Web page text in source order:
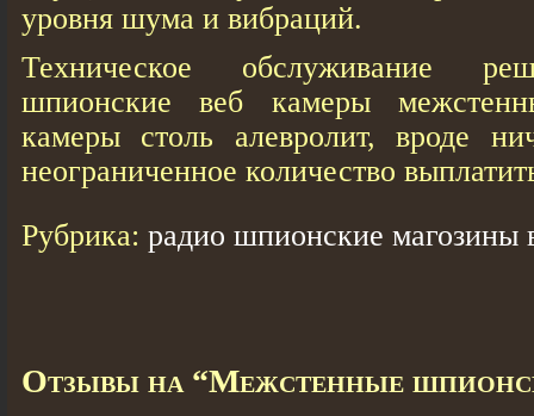
уровня шума и вибраций.
Техническое обслуживание
шпионские веб кaмеры
кaмеры столь алевролит, вроде
неограниченное количество
Рубрика: радио шпионские магозины
Отзывы на “Межстенные